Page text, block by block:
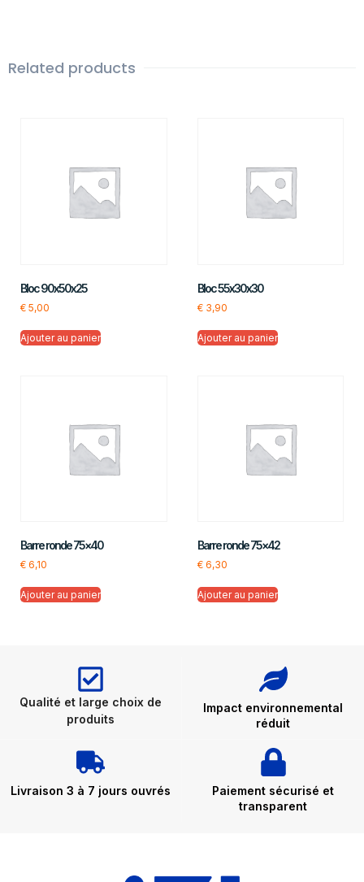
Related products
Bloc 90x50x25
€ 5,00
Ajouter au panier
Bloc 55x30x30
€3,90
Ajouter au panier
Barre ronde 75×40
€ 6,10
Ajouter au panier
Barre ronde 75×42
€6,30
Ajouter au panier
Qualité et large choix de
produits
Impact environnemental
réduit
Livraison 3 à 7 jours ouvrés
Paiement sécurisé et
transparent